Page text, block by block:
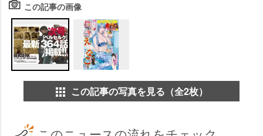
この記事の画像
この記事の写真を見る（全2枚）